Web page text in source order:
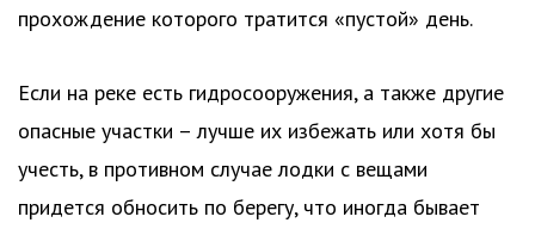
прохождение которого тратится «пустой» день.
Если на реке есть гидросооружения, а также другие
опасные участки – лучше их избежать или хотя бы
учесть, в противном случае лодки с вещами
придется обносить по берегу, что иногда бывает